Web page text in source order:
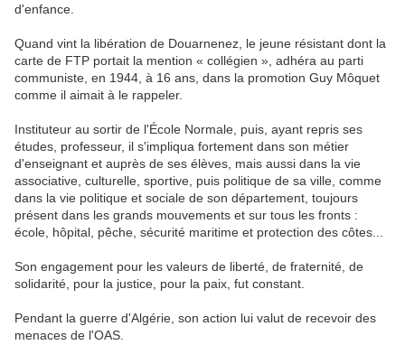
d'enfance.
Quand vint la libération de Douarnenez, le jeune résistant dont la
carte de FTP portait la mention « collégien », adhéra au parti
communiste, en 1944, à 16 ans, dans la promotion Guy Môquet
comme il aimait à le rappeler.
Instituteur au sortir de l'École Normale, puis, ayant repris ses
études, professeur, il s'impliqua fortement dans son métier
d'enseignant et auprès de ses élèves, mais aussi dans la vie
associative, culturelle, sportive, puis politique de sa ville, comme
dans la vie politique et sociale de son département, toujours
présent dans les grands mouvements et sur tous les fronts :
école, hôpital, pêche, sécurité maritime et protection des côtes...
Son engagement pour les valeurs de liberté, de fraternité, de
solidarité, pour la justice, pour la paix, fut constant.
Pendant la guerre d'Algérie, son action lui valut de recevoir des
menaces de l'OAS.